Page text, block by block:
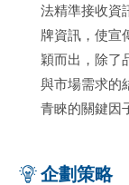
法精準接收資
牌資訊，使宣
穎而出，除了
與市場需求的
青睞的關鍵因
企劃策略